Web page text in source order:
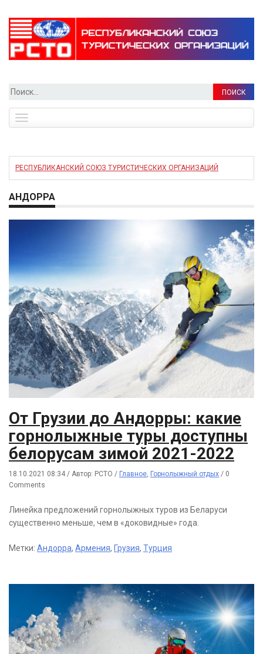
Найти:
navigation
РЕСПУБЛИКАНСКИЙ СОЮЗ ТУРИСТИЧЕСКИХ ОРГАНИЗАЦИЙ
АНДОРРА
От Грузии до Андорры: какие
горнолыжные туры доступны
белорусам зимой 2021-2022
18.10.2021 08:34 / Автор: РСТО / Главное, Горнолыжный отдых / 0
Comments
Линейка предложений горнолыжных туров из Беларуси
существенно меньше, чем в «доковидные» года.
Метки: Андорра, Армения, Грузия, Турция